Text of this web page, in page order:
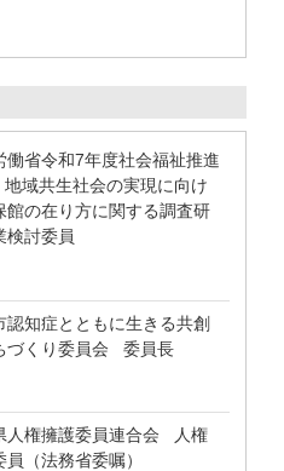
働省令和7年度社会福祉推進
域共生社会の実現に向け
館の在り方に関する調査研
検討委員
認知症とともに生きる共創
づくり委員会 委員長
人権擁護委員連合会 人権
員（法務省委嘱）